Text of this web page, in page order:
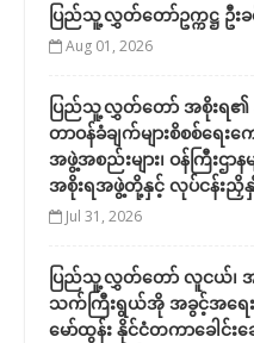
ပြည်သူ့လွှတ်တော်ဥက္ကဋ္ဌ ဦး
Aug 01, 2026
ပြည်သူ့လွှတ်တော် အစိုးရ၏ အ
တာဝန်ခံချက်များစိစစ်ရေ
အဖွဲ့အစည်းများ၊ ဝန်ကြီးဌာ
အစိုးရအဖွဲ့တို့နှင့် လုပ်ငန်းညှိ
Jul 31, 2026
ပြည်သူ့လွှတ်တော် လူငယ်၊ အ
သက်ကြီးရွယ်အို အခွင့်အရေးဆို
မော်ထွန်း နိုင်ငံတကာခေါင်း